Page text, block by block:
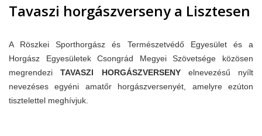
Tavaszi horgászverseny a Lisztesen
A Röszkei Sporthorgász és Természetvédő Egyesület és a
Horgász Egyesületek Csongrád Megyei Szövetsége közösen
megrendeziTAVASZI HORGÁSZVERSENY elnevezésű nyílt
nevezéses egyéni amatőr horgászversenyét, amelyre ezúton
tisztelettel meghívjuk.